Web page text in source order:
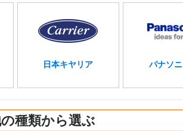
日本キヤリア パナソ
種類から選ぶ